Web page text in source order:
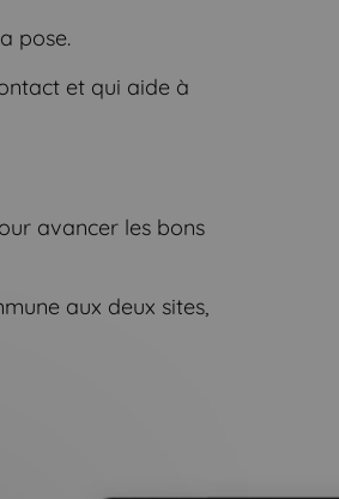
pose.
et qui aide à
avancer les bons
aux deux sites,